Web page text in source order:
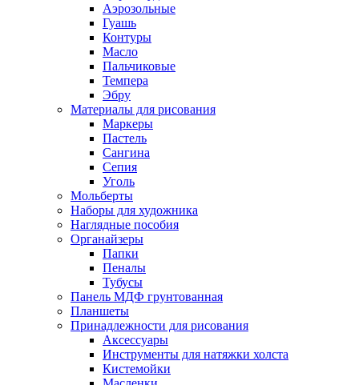
Аэрозольные
Гуашь
Контуры
Масло
Пальчиковые
Темпера
Эбру
Материалы для рисования
Маркеры
Пастель
Сангина
Сепия
Уголь
Мольберты
Наборы для художника
Наглядные пособия
Органайзеры
Папки
Пеналы
Тубусы
Панель МДФ грунтованная
Планшеты
Принадлежности для рисования
Аксессуары
Инструменты для натяжки холста
Кистемойки